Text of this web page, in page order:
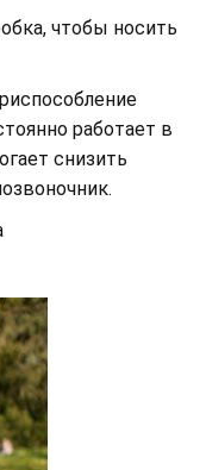
чтобы носить
работает в
снизить